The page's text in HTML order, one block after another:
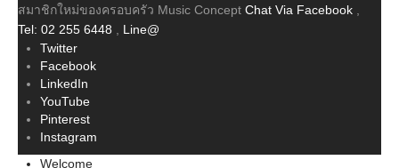
สมาชิกใหม่ของครอบครัว Music Concept Chat Via Facebook
Tel: 02 255 6448
Line@
Twitter
Facebook
LinkedIn
YouTube
Pinterest
Instagram
Welcome